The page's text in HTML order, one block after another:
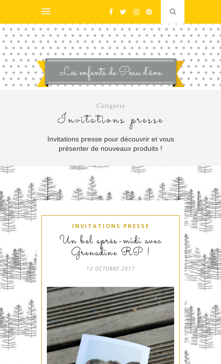
Catégorie
Invitations presse
Invitations presse pour découvrir et vous
présenter de nouveaux produits !
INVITATIONS PRESSE
Un bel après-midi avec
Grenadine RP !
12 OCTOBRE 2017